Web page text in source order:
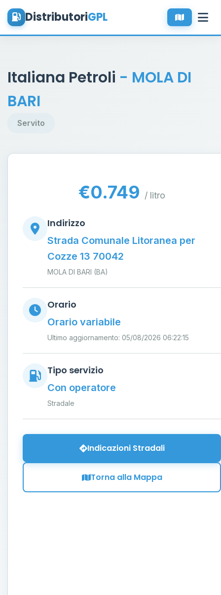
DistributoriGPL
Italiana Petroli - MOLA DI
BARI
Servito
€0.749 / litro
Indirizzo
Strada Comunale Litoranea per
Cozze 13 70042
MOLA DI BARI (BA)
Orario
Orario variabile
Ultimo aggiornamento: 05/08/2026 06:22:15
Tipo servizio
Con operatore
Stradale
Indicazioni Stradali
Torna alla Mappa